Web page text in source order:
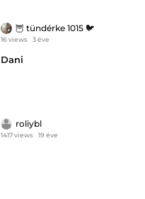
🦉 tündérke 1015 🐦
16 views 3 éve
Dani
roliybl
1417 views 19 éve